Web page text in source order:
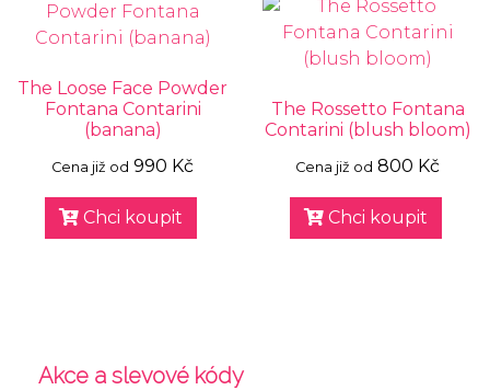
The Loose Face Powder
Fontana Contarini
(banana)
Cena již od 990 Kč
Chci koupit
The Rossetto Fontana
Contarini (blush bloom)
Cena již od 800 Kč
Chci koupit
Akce a slevové kódy